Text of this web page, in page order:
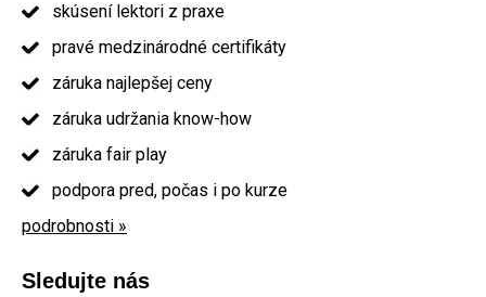
skúsení lektori z praxe
pravé medzinárodné certifikáty
záruka najlepšej ceny
záruka udržania know-how
záruka fair play
podpora pred, počas i po kurze
podrobnosti »
Sledujte nás